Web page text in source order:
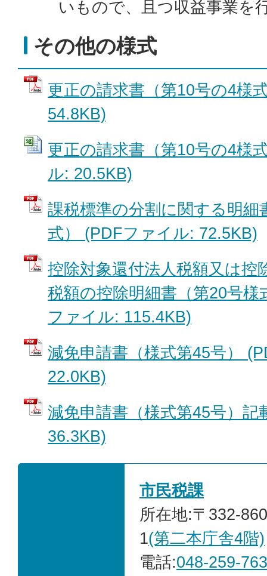
いもので、且つ収益事業を
その他の様式
更正の請求書（第10号の4様
54.8KB)
更正の請求書（第10号の4様
ル: 20.5KB)
課税標準の分割に関する明細
式） (PDFファイル: 72.5KB)
控除対象還付法人税額又は控
税額の控除明細書（第20号様
ファイル: 115.4KB)
減免申請書（様式第45号）
22.0KB)
減免申請書（様式第45号）
36.3KB)
市民税課
所在地:〒332-
1(第二本庁舎4階)
電話:048-259-